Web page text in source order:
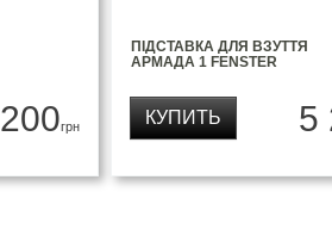
грн
ПІДСТАВКА ДЛЯ ВЗУТТЯ
АРМАДА 1 FENSTER
5
КУПИТЬ